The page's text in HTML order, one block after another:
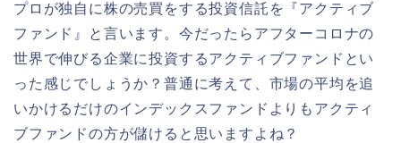
プロが独自に株の売買をする投資信託を『アクティブ
ファンド』と言います。今だったらアフターコロナの
世界で伸びる企業に投資するアクティブファンドとい
った感じでしょうか？普通に考えて、市場の平均を追
いかけるだけのインデックスファンドよりもアクティ
ブファンドの方が儲けると思いますよね？